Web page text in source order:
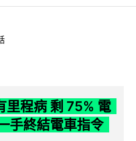
里程病 剩 75% 電
手終結電車指令